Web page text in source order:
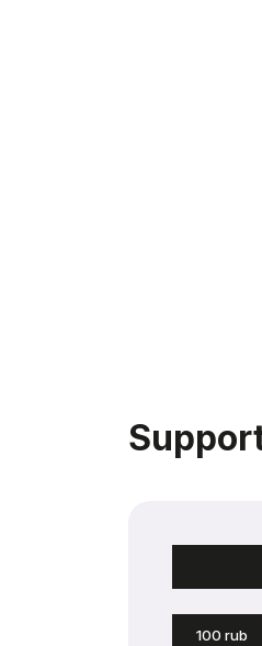
100 rub